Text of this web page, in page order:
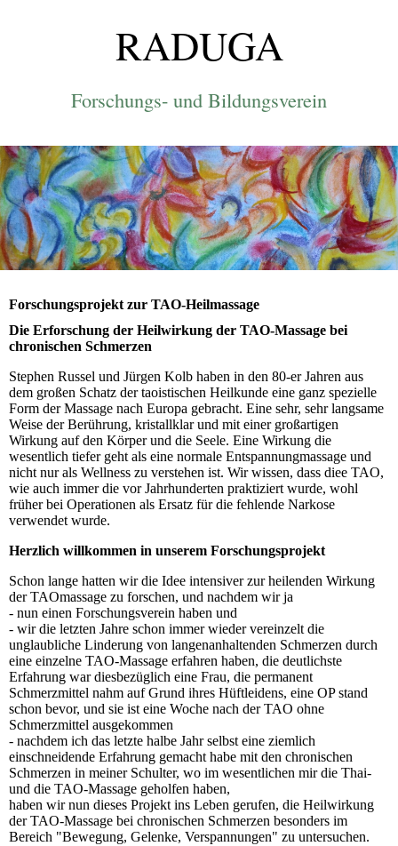
RADUGA
Forschungs- und Bildungsverein
Forschungsprojekt zur TAO-Heilmassage
Die Erforschung der Heilwirkung der TAO-Massage bei
chronischen Schmerzen
Stephen Russel und Jürgen Kolb haben in den 80-er Jahren aus
dem großen Schatz der taoistischen Heilkunde eine ganz spezielle
Form der Massage nach Europa gebracht. Eine sehr, sehr langsame
Weise der Berührung, kristallklar und mit einer großartigen
Wirkung auf den Körper und die Seele. Eine Wirkung die
wesentlich tiefer geht als eine normale Entspannungmassage und
nicht nur als Wellness zu verstehen ist. Wir wissen, dass diee TAO,
wie auch immer die vor Jahrhunderten praktiziert wurde, wohl
früher bei Operationen als Ersatz für die fehlende Narkose
verwendet wurde.
Herzlich willkommen in unserem Forschungsprojekt
Schon lange hatten wir die Idee intensiver zur heilenden Wirkung
der TAOmassage zu forschen, und nachdem wir ja
- nun einen Forschungsverein haben und
- wir die letzten Jahre schon immer wieder vereinzelt die
unglaubliche Linderung von langenanhaltenden Schmerzen durch
eine einzelne TAO-Massage erfahren haben, die deutlichste
Erfahrung war diesbezüglich eine Frau, die permanent
Schmerzmittel nahm auf Grund ihres Hüftleidens, eine OP stand
schon bevor, und sie ist eine Woche nach der TAO ohne
Schmerzmittel ausgekommen
- nachdem ich das letzte halbe Jahr selbst eine ziemlich
einschneidende Erfahrung gemacht habe mit den chronischen
Schmerzen in meiner Schulter, wo im wesentlichen mir die Thai-
und die TAO-Massage geholfen haben,
haben wir nun dieses Projekt ins Leben gerufen, die Heilwirkung
der TAO-Massage bei chronischen Schmerzen besonders im
Bereich "Bewegung, Gelenke, Verspannungen" zu untersuchen.